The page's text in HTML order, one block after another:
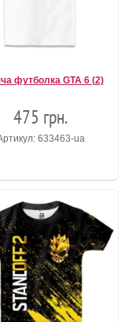
футболка GTA 6 (2)
475 грн.
633463-ua